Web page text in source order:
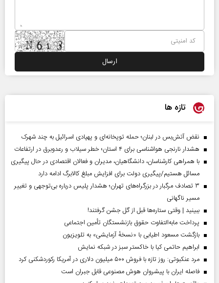
تازه ها
نقض آتش‌بس در لبنان؛ حمله توپخانه‌ای و پهپادی اسرائیل به چند شهرک
هشدار نارنجی هواشناسی برای ۴ استان؛ خطر سیلاب و رعدوبرق در ارتفاعات
با همراهی کارشناسان، دانشگاهیان، مدیران و فعالان اقتصادی در حال پیگیری
مسائل هستیم/پیگیری دولت برای افزایش مبلغ کالابرگ ادامه دارد
۳ تصادف مرگبار در بزرگراه‌های تهران؛ هشدار پلیس درباره بی‌توجهی و تغییر
مسیر ناگهانی
ببینید | وقتی ستاره‌ها قبل از گل جشن گرفتند!
پرداخت مابه‌التفاوت حقوق بازنشستگان تأمین اجتماعی
بازگشت مسعود اطیابی با «نسخهٔ آزمایشی» به تلویزیون
ابراهیم حاتمی کیا با خاکستر سبز در شبکه نمایش
مرد عنکبوتی: روز تازه با فروش ۵۰۰ میلیون دلاری در آمریکا رکوردشکنی کرد
فاصله ایران با پیشرو‌ان هوش مصنوعی قابل جبران است